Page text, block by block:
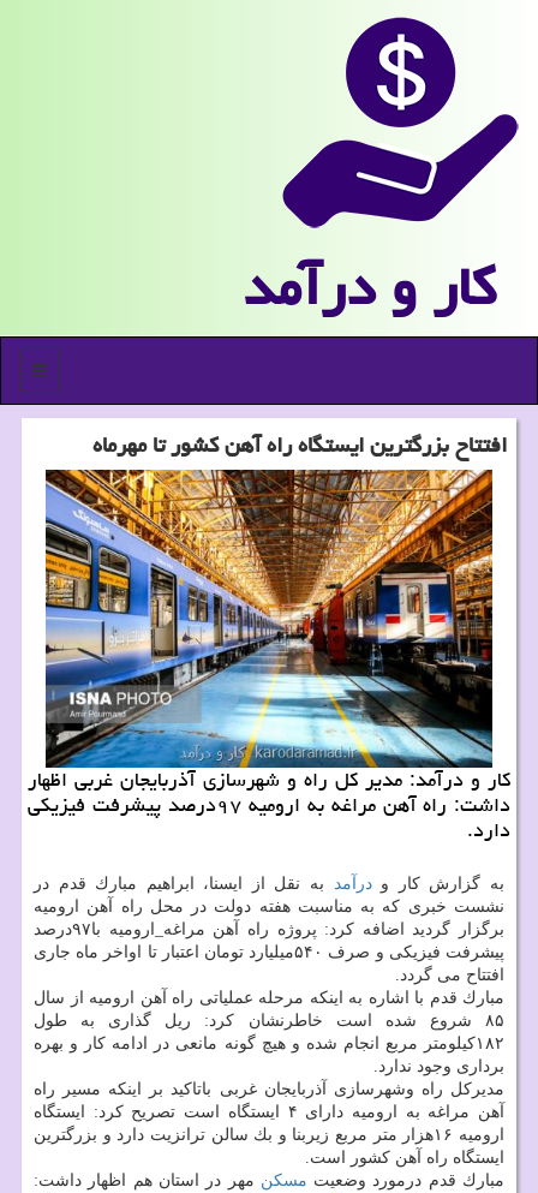
كار و درآمد
منو
افتتاح بزرگترین ایستگاه راه آهن كشور تا مهرماه
كار و درآمد: مدیر كل راه و شهرسازی آذربایجان غربی اظهار
داشت: راه آهن مراغه به ارومیه ۹۷درصد پیشرفت فیزیكی
دارد.
به گزارش كار ودرآمد به نقل از ایسنا، ابراهیم مبارك قدم در
نشست خبری كه به مناسبت هفته دولت در محل راه آهن ارومیه
برگزار گردید اضافه كرد: پروژه راه آهن مراغه_ارومیه با۹۷درصد
پیشرفت فیزیكی و صرف ۵۴۰میلیارد تومان اعتبار تا اواخر ماه جاری
افتتاح می گردد.
مبارك قدم با اشاره به اینكه مرحله عملیاتی راه آهن ارومیه از سال
۸۵ شروع شده است خاطرنشان كرد: ریل گذاری به طول
۱۸۲كیلومتر مربع انجام شده و هیچ گونه مانعی در ادامه كار و بهره
برداری وجود ندارد.
مدیركل راه وشهرسازی آذربایجان غربی باتاكید بر اینكه مسیر راه
آهن مراغه به ارومیه دارای ۴ ایستگاه است تصریح كرد: ایستگاه
ارومیه ۱۶هزار متر مربع زیربنا و بك سالن ترانزیت دارد و بزرگترین
ایستگاه راه آهن كشور است.
مبارك قدم درمورد وضعیت مسكن مهر در استان هم اظهار داشت: